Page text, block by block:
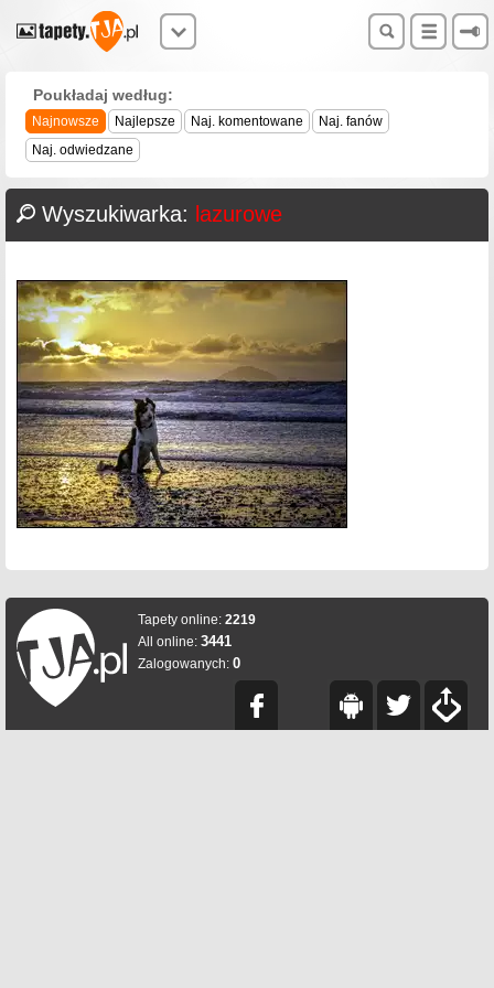
Poukładaj według:
Najnowsze Najlepsze Naj. komentowane
Naj. fanów
Naj. odwiedzane
Wyszukiwarka: lazurowe
Tapety online: 2219
All online: 3441
Zalogowanych: 0